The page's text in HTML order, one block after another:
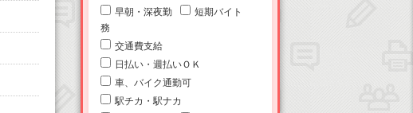
早朝・深夜勤
務
短期バイト
交通費支給
日払い・週払いＯＫ
車、バイク通勤可
駅チカ・駅ナカ